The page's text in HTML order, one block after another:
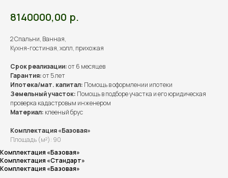
8140000,00 р.
2 Спальни, Ванная,
Кухня-гостиная, холл, прихожая
Срок реализации:от 6 месяцев
Гарантия:от 5 лет
Ипотека/мат. капитал: Помощь в оформлении ипотеки
Земельный участок: Помощь в подборе участка и его юридическая
проверка кадастровым инженером
Материал: клееный брус
Комплектация «Базовая»
Площадь (м²): 90
Комплектация «Базовая»
Комплектация «Стандарт»
Комплектация «Базовая»